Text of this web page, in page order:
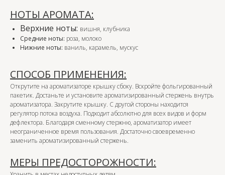
НОТЫ АРОМАТА:
Верхние ноты: вишня, клубника
Средние ноты: роза, молоко
Нижние ноты: ваниль, карамель, мускус
СПОСОБ ПРИМЕНЕНИЯ:
Открутите на ароматизаторе крышку сбоку. Вскройте фольгированный
пакетик. Достаньте и установите ароматизированный стержень внутрь
ароматизатора. Закрутите крышку. С другой стороны находится
регулятор потока воздуха. Подходит абсолютно для всех видов и форм
дефлектора. Благодаря сменному стержню, ароматизатор имеет
неограниченное время пользования. Достаточно своевременно
заменить ароматизированный стержень.
МЕРЫ ПРЕДОСТОРОЖНОСТИ: